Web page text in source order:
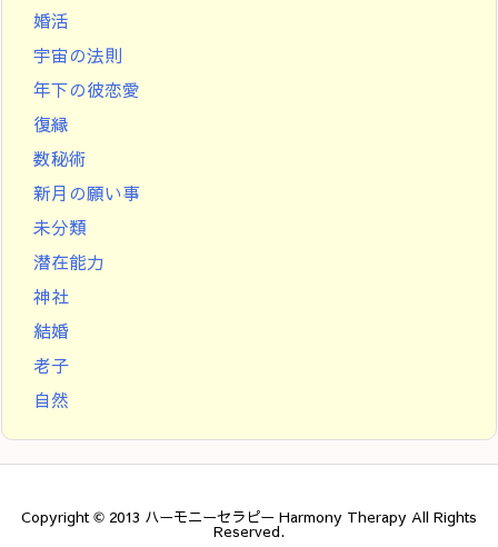
婚活
宇宙の法則
年下の彼恋愛
復縁
数秘術
新月の願い事
未分類
潜在能力
神社
結婚
老子
自然
Copyright © 2013 ハーモニーセラピー Harmony Therapy All Rights
Reserved.